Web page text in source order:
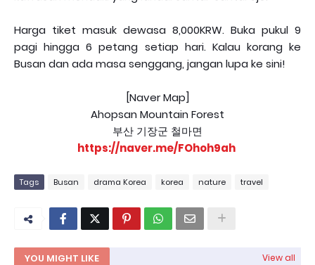
Harga tiket masuk dewasa 8,000KRW. Buka pukul 9
pagi hingga 6 petang setiap hari. Kalau korang ke
Busan dan ada masa senggang, jangan lupa ke sini!
[Naver Map]
Ahopsan Mountain Forest
부산 기장군 철마면
https://naver.me/FOhoh9ah
Tags Busan drama Korea korea nature travel
YOU MIGHT LIKE View all